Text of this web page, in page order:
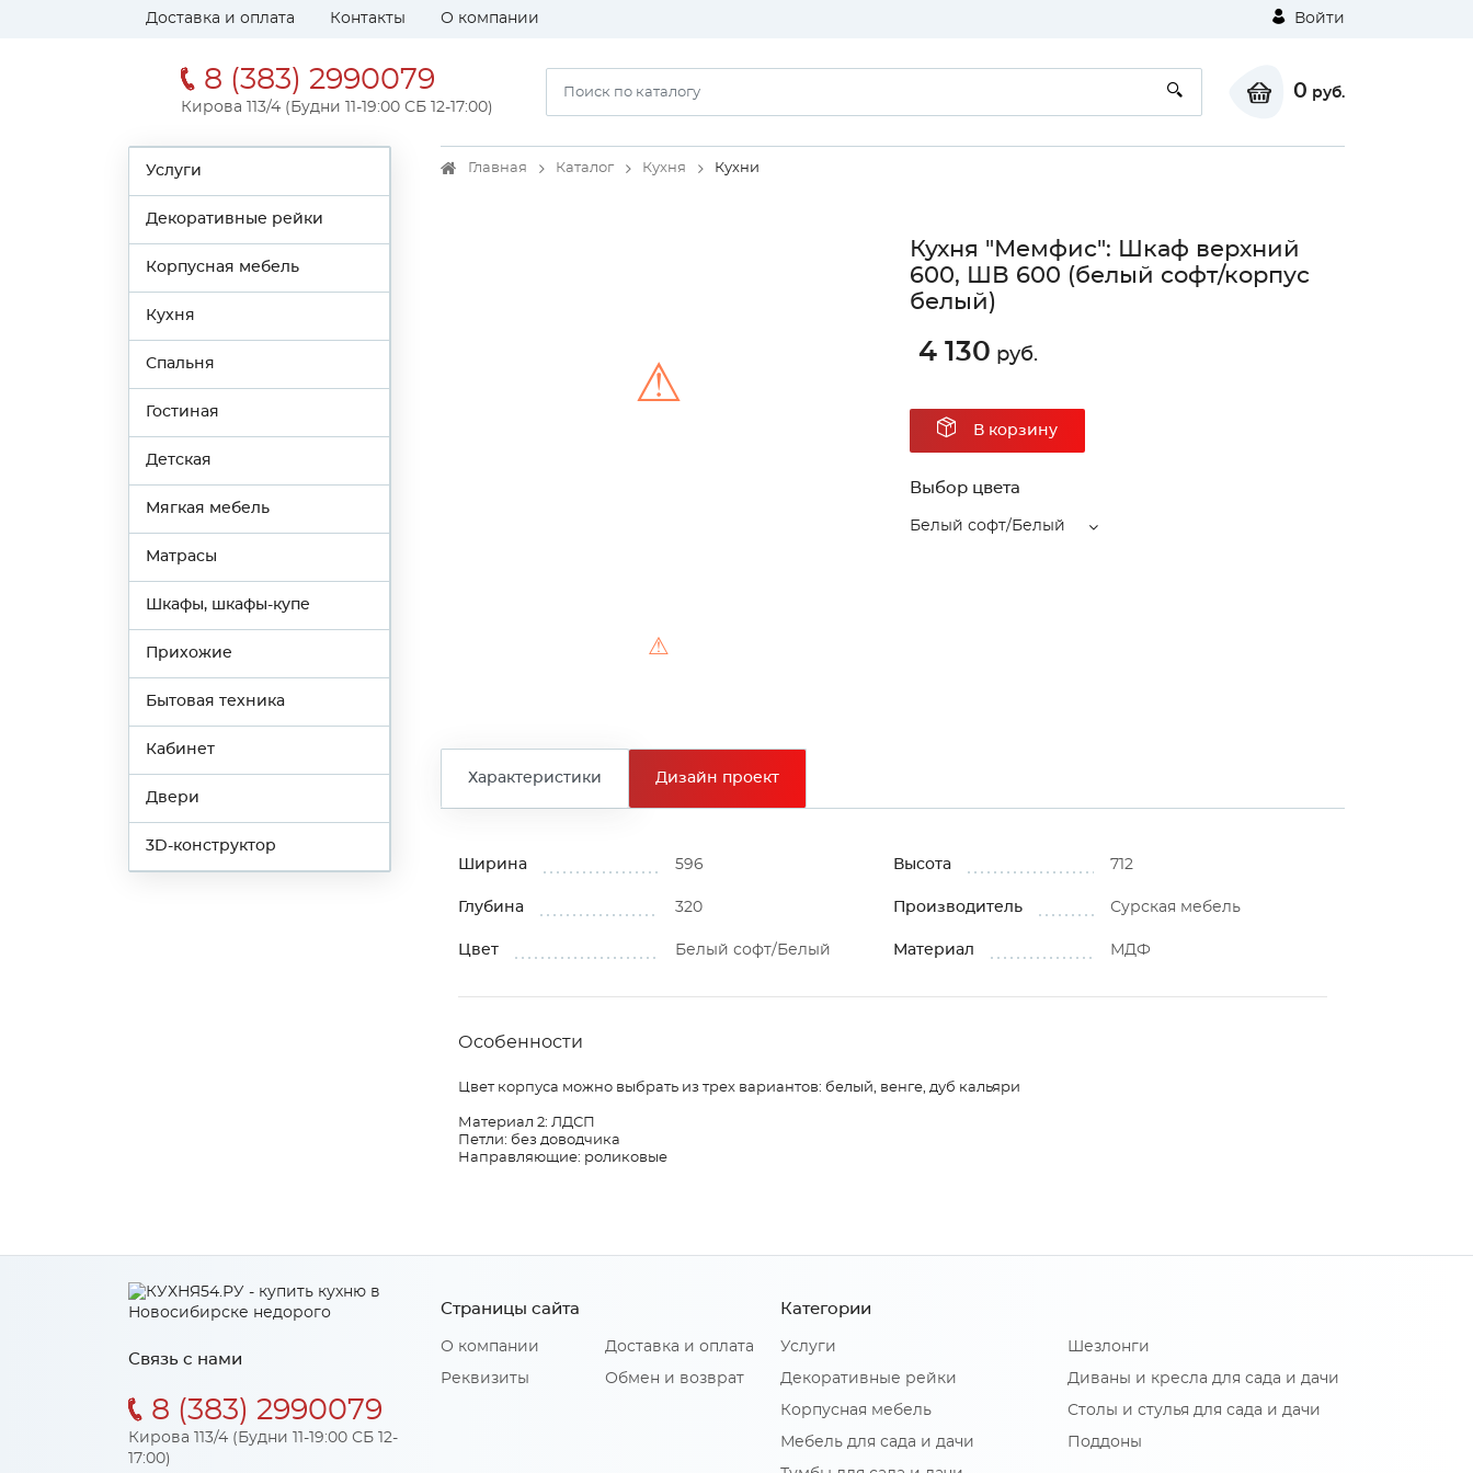
Доставка и оплата Контакты О компании Войти
8 (383) 2990079
Кирова 113/4 (Будни 11-19:00 СБ 12-17:00)
0 руб.
Услуги
Декоративные рейки
Корпусная мебель
Кухня
Спальня
Гостиная
Детская
Мягкая мебель
Матрасы
Шкафы, шкафы-купе
Прихожие
Бытовая техника
Кабинет
Двери
3D-конструктор
Главная Каталог Кухня Кухни
⚠
⚠
Кухня "Мемфис": Шкаф верхний
600, ШВ 600 (белый софт/корпус
белый)
4 130 руб.
В корзину
Выбор цвета
Белый софт/Белый
Характеристики Дизайн проект
Ширина 596 Высота 712
Глубина 320 Производитель Сурская мебель
Цвет Белый софт/Белый Материал МДФ
Особенности
Цвет корпуса можно выбрать из трех вариантов: белый, венге, дуб кальяри
Материал 2: ЛДСП
Петли: без доводчика
Направляющие: роликовые
Связь с нами
8 (383) 2990079
Кирова 113/4 (Будни 11-19:00 СБ 12-
17:00)
Страницы сайта
О компании
Реквизиты
Доставка и оплата
Обмен и возврат
Категории
Услуги
Декоративные рейки
Корпусная мебель
Мебель для сада и дачи
Шезлонги
Диваны и кресла для сада и дачи
Столы и стулья для сада и дачи
Поддоны